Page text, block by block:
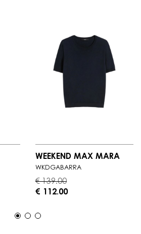
WEEKEND MAX MARA
WKDGABARRA
€ 139.00
€ 112.00